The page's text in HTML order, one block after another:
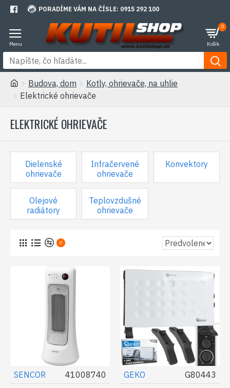
PORADÍME VÁM NA ČÍSLE: 0915 292 100
0
Budova, dom
Kotly, ohrievače, na uhlie
Elektrické ohrievače
ELEKTRICKÉ OHRIEVAČE
Dielenské
ohrievače
Infračervené
ohrievače
Konvektory
Olejové
radiátory
Teplovzdušné
ohrievače
0
SENCOR 41008740 GEKO G80443